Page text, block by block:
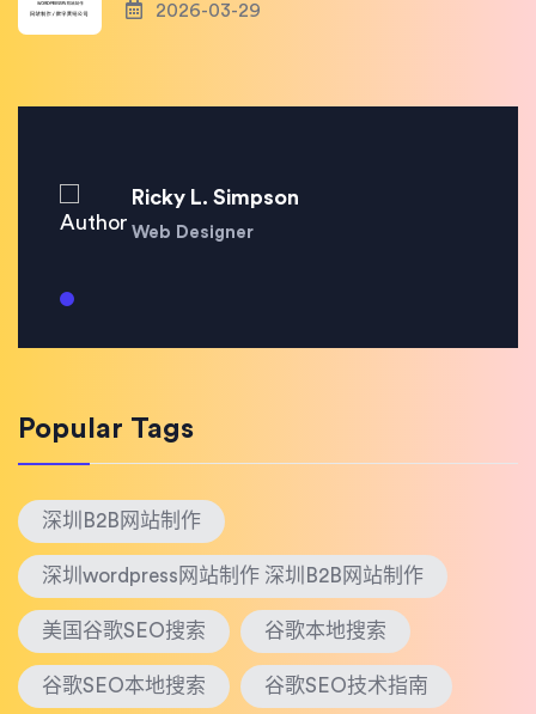
2026-03-29
Ricky L. Simpson
Web Designer
Popular Tags
深圳B2B网站制作
深圳wordpress网站制作 深圳B2B网站制作
美国谷歌SEO搜索 谷歌本地搜索
谷歌SEO本地搜索 谷歌SEO技术指南